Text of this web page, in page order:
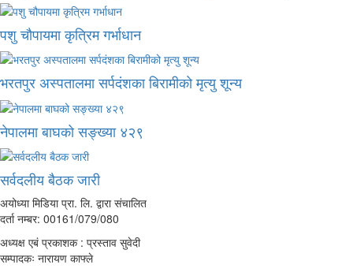
पशु चौपायमा कृत्रिम गर्भाधान
भरतपुर अस्पतालमा सर्पदंशका बिरामीको मृत्यु शून्य
नेपालमा बाघको सङ्ख्या ४२९
सर्वदलीय बैठक जारी
अयोध्या मिडिया प्रा. लि. द्वारा संचालित
दर्ता नम्बर: 00161/079/080
अध्यक्ष एबं प्रकाशक : प्रस्ताव सुवेदी
सम्पादकः नारायण काफ्ले